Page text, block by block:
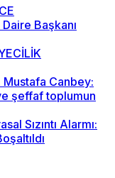
Başkanı
Mustafa Canbey:
şeffaf toplumun
Sızıntı Alarmı: